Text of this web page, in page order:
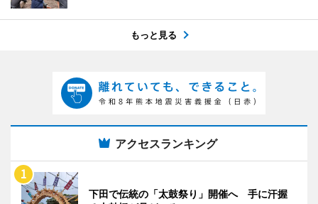
もっと見る
アクセスランキング
下田で伝統の「太鼓祭り」開催へ 手に汗握